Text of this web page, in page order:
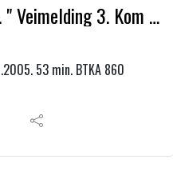
Gunnar Holth. " Veimelding 3. Kom i hu deres veiledere "
53 min. BTKA 860